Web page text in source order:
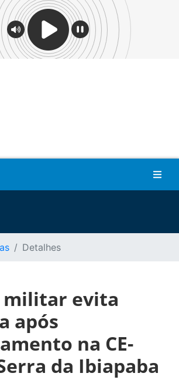
Detalhes
militar evita
após
na CE-
da Ibiapaba